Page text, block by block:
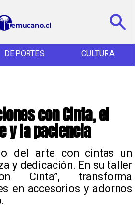
DEPORTES CULTURA
con Cinta, el
y la paciencia
del arte con cintas un
y dedicación. En su taller
Cinta”, transforma
en accesorios y adornos